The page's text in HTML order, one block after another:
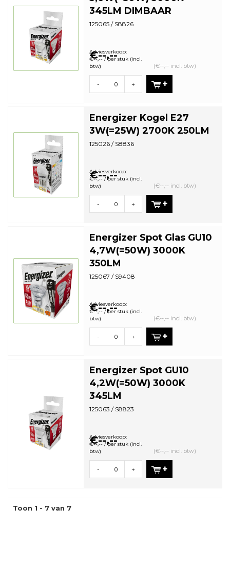
345LM DIMBAAR
125065 / S8826
€--,--
Adviesverkoop:
€--,-- / per stuk (incl.
btw)
(€--,-- incl. btw)
- +
Energizer Kogel E27
3W(=25W) 2700K 250LM
125026 / S8836
€--,--
Adviesverkoop:
€--,-- / per stuk (incl.
btw)
(€--,-- incl. btw)
- +
Energizer Spot Glas GU10
4,7W(=50W) 3000K
350LM
125067 / S9408
€--,--
Adviesverkoop:
€--,-- / per stuk (incl.
btw)
(€--,-- incl. btw)
- +
Energizer Spot GU10
4,2W(=50W) 3000K
345LM
125063 / S8823
€--,--
Adviesverkoop:
€--,-- / per stuk (incl.
btw)
(€--,-- incl. btw)
- +
Toon 1 - 7 van 7